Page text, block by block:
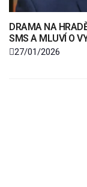
DRAMA NA
SMS A MLUVÍ O
27/01/2026